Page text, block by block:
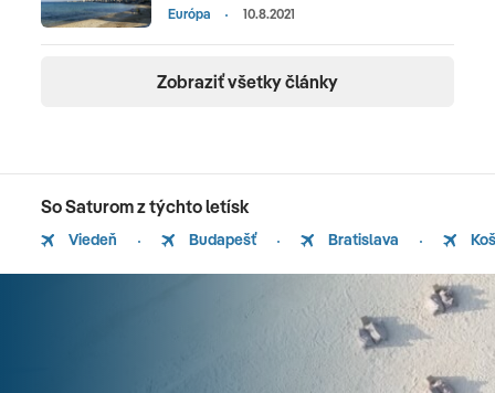
Európa 10.8.2021
Zobraziť všetky články
So Saturom z týchto letísk
Viedeň Budapešť Bratislava